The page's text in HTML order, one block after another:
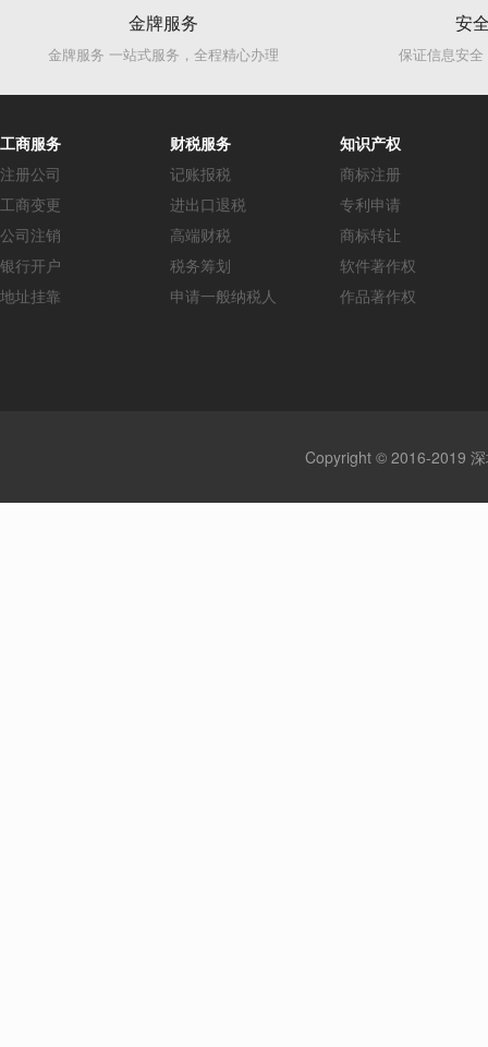
金牌服务
金牌服务 一站式服务，全程精心办理
安
保证信息安
工商服务
注册公司
工商变更
公司注销
银行开户
地址挂靠
财税服务
记账报税
进出口退税
高端财税
税务筹划
申请一般纳税人
知识产权
商标注册
专利申请
商标转让
软件著作权
作品著作权
Copyright © 2016-2019